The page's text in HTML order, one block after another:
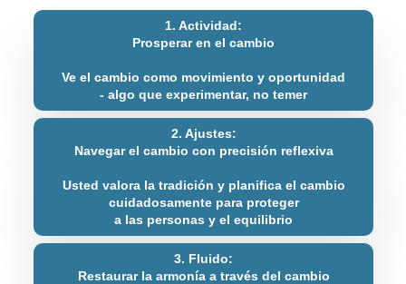
1. Actividad:
Prosperar en el cambio
Ve el cambio como movimiento y oportunidad
- algo que experimentar, no temer
2. Ajustes:
Navegar el cambio con precisión reflexiva
Usted valora la tradición y planifica el cambio
cuidadosamente para proteger
a las personas y el equilibrio
3. Fluido:
Restaurar la armonía a través del cambio